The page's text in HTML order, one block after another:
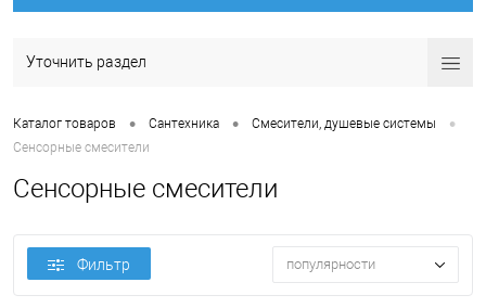
Уточнить раздел
Каталог товаров • Сантехника • Смесители, душевые системы •
Сенсорные смесители
Сенсорные смесители
Фильтр популярности